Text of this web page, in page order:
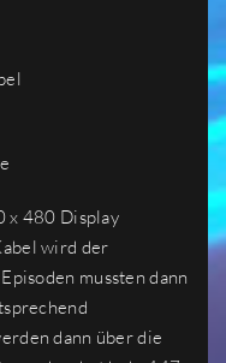
x 480 Display
wird der
mussten dann
dann über die